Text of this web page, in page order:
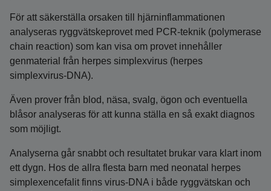
För att säkerställa orsaken till hjärninflammationen
analyseras ryggvätskeprovet med PCR-teknik (polymerase
chain reaction) som kan visa om provet innehåller
genmaterial från herpes simplexvirus (herpes
simplexvirus-DNA).
Även prover från blod, näsa, svalg, ögon och eventuella
blåsor analyseras för att kunna ställa en så exakt diagnos
som möjligt.
Analyserna går snabbt och resultatet brukar vara klart inom
ett dygn. Hos de allra flesta barn med neonatal herpes
simplexencefalit finns virus-DNA i både ryggvätskan och